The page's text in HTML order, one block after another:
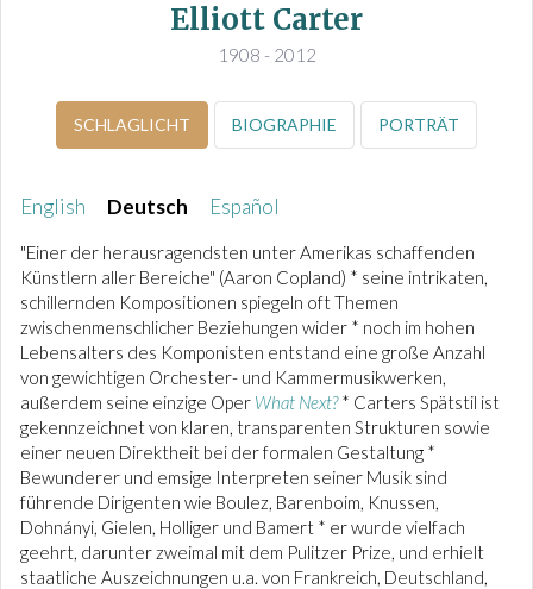
Elliott Carter
1908 - 2012
SCHLAGLICHT BIOGRAPHIE PORTRÄT
English Deutsch Español
"Einer der herausragendsten unter Amerikas schaffenden
Künstlern aller Bereiche" (Aaron Copland) * seine intrikaten,
schillernden Kompositionen spiegeln oft Themen
zwischenmenschlicher Beziehungen wider * noch im hohen
Lebensalters des Komponisten entstand eine große Anzahl
von gewichtigen Orchester- und Kammermusikwerken,
außerdem seine einzige Oper What Next? * Carters Spätstil ist
gekennzeichnet von klaren, transparenten Strukturen sowie
einer neuen Direktheit bei der formalen Gestaltung *
Bewunderer und emsige Interpreten seiner Musik sind
führende Dirigenten wie Boulez, Barenboim, Knussen,
Dohnányi, Gielen, Holliger und Bamert * er wurde vielfach
geehrt, darunter zweimal mit dem Pulitzer Prize, und erhielt
staatliche Auszeichnungen u.a. von Frankreich, Deutschland,